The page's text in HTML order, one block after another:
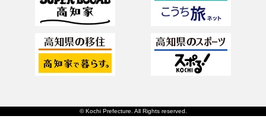
© Kochi Prefecture. All Rights reserved.